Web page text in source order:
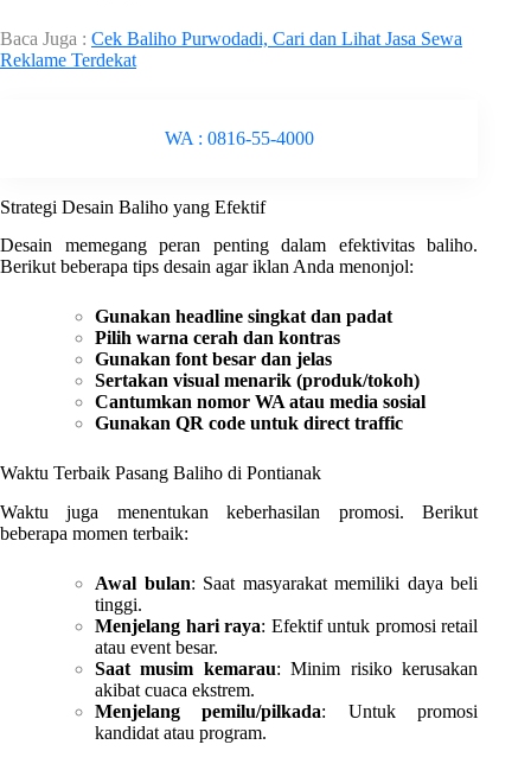
Baca Juga : Cek Baliho Purwodadi, Cari dan Lihat Jasa Sewa
Reklame Terdekat
WA : 0816-55-4000
Strategi Desain Baliho yang Efektif
Desain memegang peran penting dalam efektivitas baliho.
Berikut beberapa tips desain agar iklan Anda menonjol:
Gunakan headline singkat dan padat
Pilih warna cerah dan kontras
Gunakan font besar dan jelas
Sertakan visual menarik (produk/tokoh)
Cantumkan nomor WA atau media sosial
Gunakan QR code untuk direct traffic
Waktu Terbaik Pasang Baliho di Pontianak
Waktu juga menentukan keberhasilan promosi. Berikut
beberapa momen terbaik:
Awal bulan: Saat masyarakat memiliki daya beli
tinggi.
Menjelang hari raya: Efektif untuk promosi retail
atau event besar.
Saat musim kemarau: Minim risiko kerusakan
akibat cuaca ekstrem.
Menjelang pemilu/pilkada: Untuk promosi
kandidat atau program.